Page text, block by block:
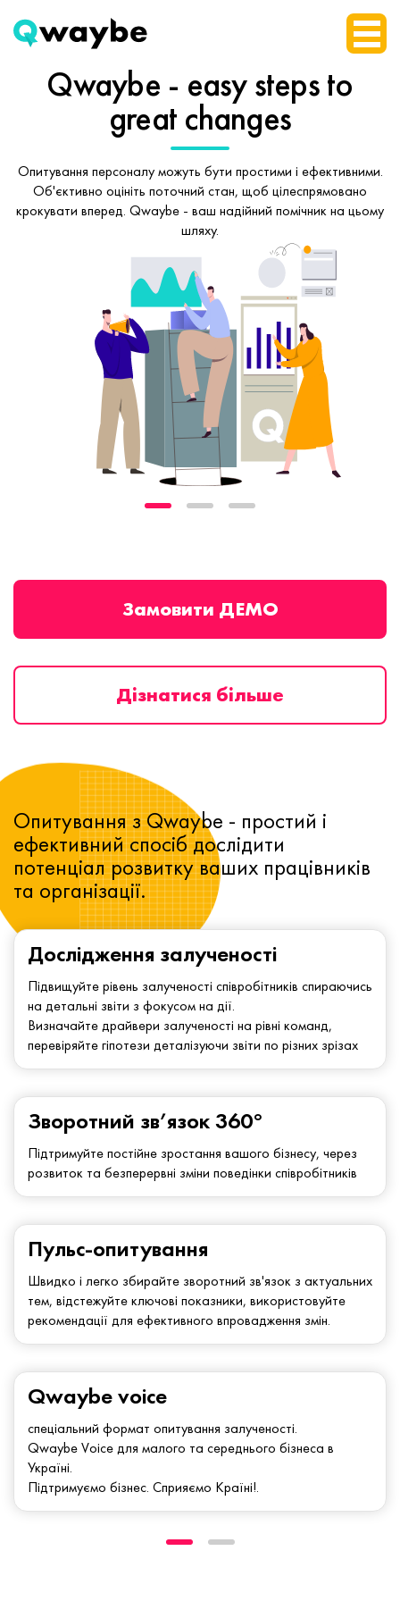
Qwaybe - easy stepsto
great changes
Опитування персоналу можуть бути простими і ефективними.
Об'єктивно оцініть поточний стан, щоб цілеспрямовано
крокувати вперед. Qwaybe - ваш надійний помічник на цьому
шляху.
Замовити ДЕМО
Дізнатися більше
Дослідження залученості
Підвищуйте рівень залученості співробітників спираючись
на детальні звіти з фокусом на дії.
Визначайте драйвери залученості на рівні команд,
перевіряйте гіпотези деталізуючи звіти по різних зрізах
Зворотний зв’язок 360°
Підтримуйте постійне зростання вашого бізнесу, через
розвиток та безперервні зміни поведінки співробітників
Опитування з Qwaybe - простий і
ефективний спосіб дослідити
потенціал розвитку ваших працівників
та організації.
Qwaybe voice
спеціальний формат опитування залученості.
Qwaybe Voice для малого та середнього бізнеса в
Україні.
Підтримуємо бізнес. Сприяємо Країні!.
Пульс-опитування
Швидко і легко збирайте зворотний зв'язок з актуальних
тем, відстежуйте ключові показники, використовуйте
рекомендації для ефективного впровадження змін.